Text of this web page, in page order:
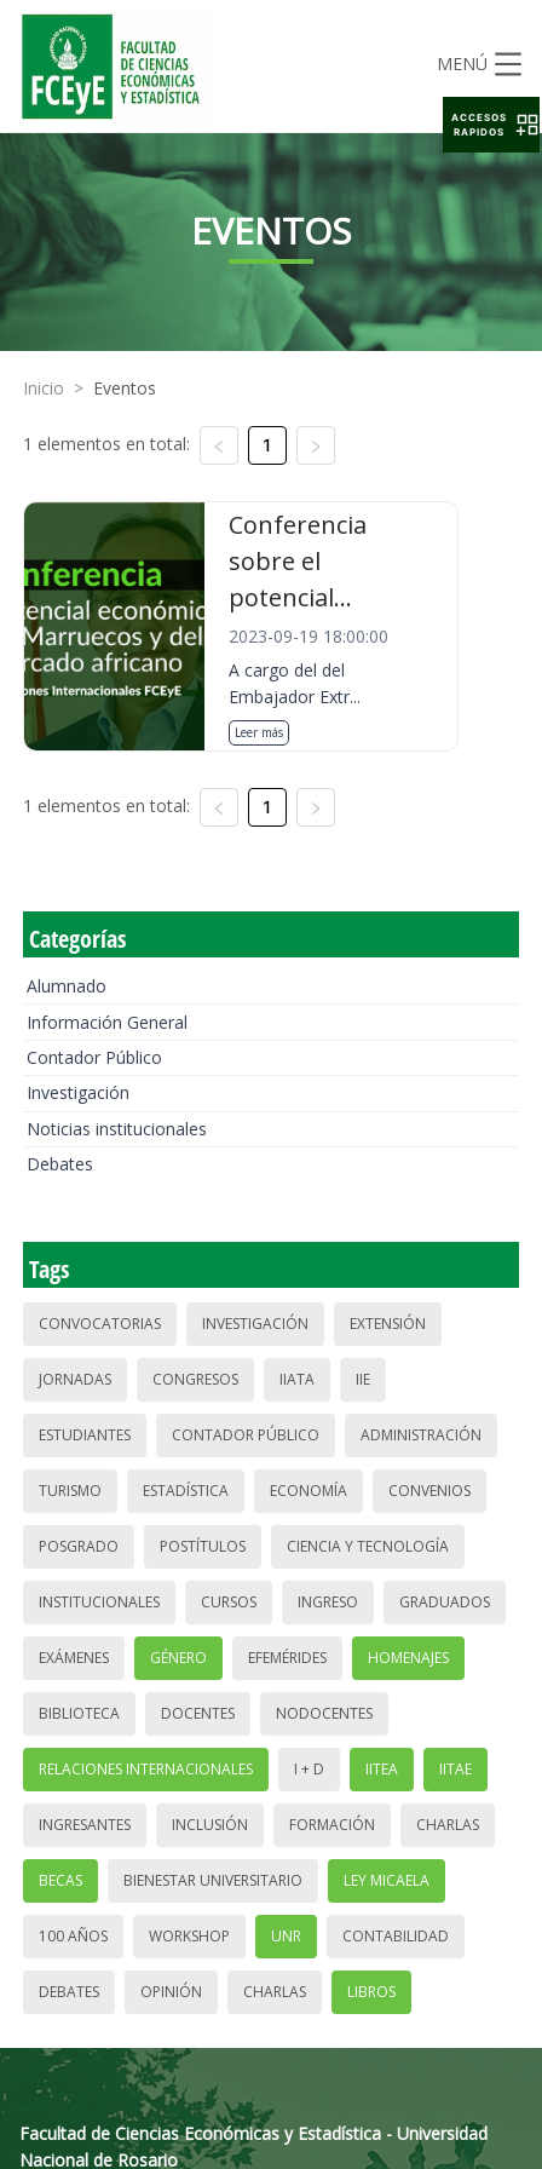
MENÚ
EVENTOS
Inicio > Eventos
1 elementos en total: 1
Conferencia
sobre el
potencial...
2023-09-19 18:00:00
A cargo del del
Embajador Extr...
Leer más
1 elementos en total: 1
Categorías
Alumnado
Información General
Contador Público
Investigación
Noticias institucionales
Debates
Tags
CONVOCATORIAS INVESTIGACIÓN EXTENSIÓN
JORNADAS CONGRESOS IIATA IIE
ESTUDIANTES CONTADOR PÚBLICO ADMINISTRACIÓN
TURISMO ESTADÍSTICA ECONOMÍA CONVENIOS
POSGRADO POSTÍTULOS CIENCIA Y TECNOLOGÍA
INSTITUCIONALES CURSOS INGRESO GRADUADOS
EXÁMENES GÉNERO EFEMÉRIDES HOMENAJES
BIBLIOTECA DOCENTES NODOCENTES
RELACIONES INTERNACIONALES I + D IITEA IITAE
INGRESANTES INCLUSIÓN FORMACIÓN CHARLAS
BECAS BIENESTAR UNIVERSITARIO LEY MICAELA
100 AÑOS WORKSHOP UNR CONTABILIDAD
DEBATES OPINIÓN CHARLAS LIBROS
Facultad de Ciencias Económicas y Estadística - Universidad
Nacional de Rosario
ACCESOS
RAPIDOS